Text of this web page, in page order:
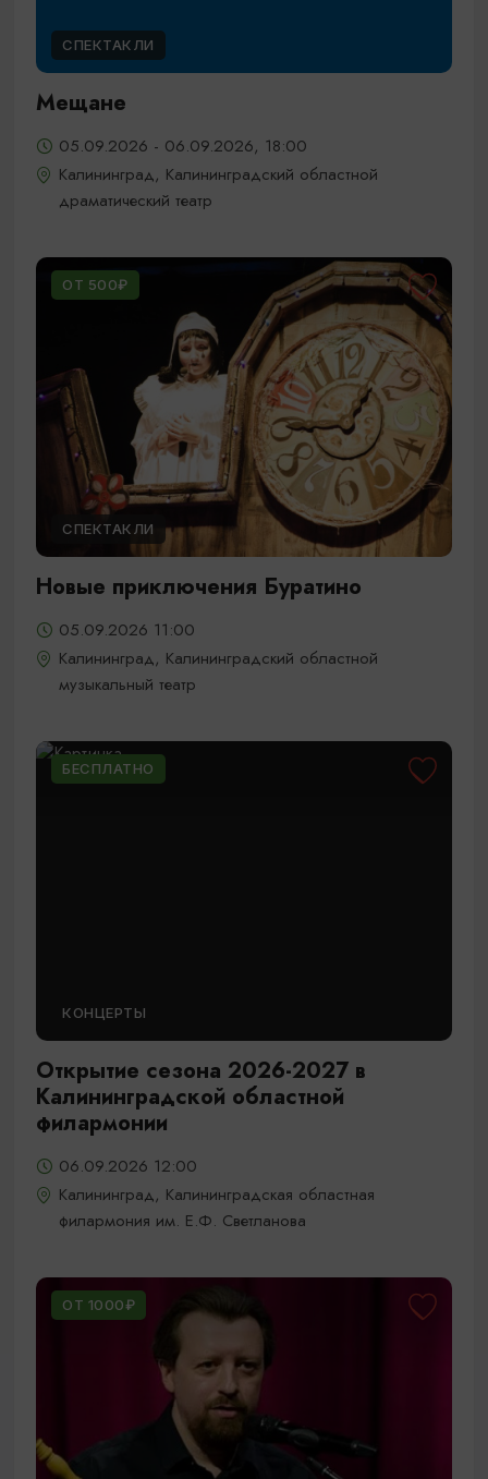
СПЕКТАКЛИ
Мещане
05.09.2026 - 06.09.2026, 18:00
Калининград, Калининградский областной
драматический театр
ОТ 500₽
СПЕКТАКЛИ
Новые приключения Буратино
05.09.2026 11:00
Калининград, Калининградский областной
музыкальный театр
БЕСПЛАТНО
КОНЦЕРТЫ
Открытие сезона 2026-2027 в
Калининградской областной
филармонии
06.09.2026 12:00
Калининград, Калининградская областная
филармония им. Е.Ф. Светланова
ОТ 1000₽